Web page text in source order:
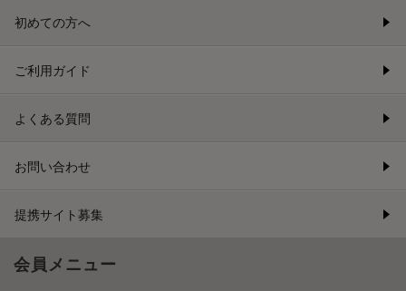
初めての方へ
ご利用ガイド
よくある質問
お問い合わせ
提携サイト募集
会員メニュー